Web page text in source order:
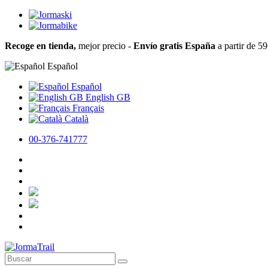
Recoge en tienda, mejor precio - Envío gratis España a partir de
Español
Español
English GB
Français
Català
00-376-741777